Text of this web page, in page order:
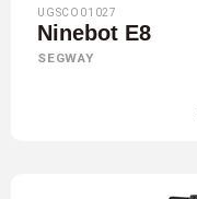
UGSCO01027
Ninebot E8
SEGWAY